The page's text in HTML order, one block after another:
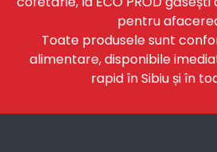
pentru
Toate produsele sunt
alimentare, disponibile
rapid în Sibiu și în